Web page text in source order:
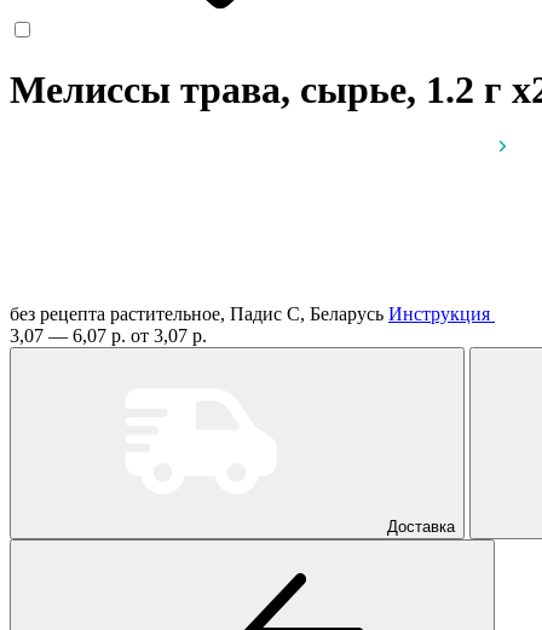
Мелиссы трава, сырье, 1.2 г
без рецепта растительное, Падис С, Беларусь Инструкция
3,07 — 6,07 р. от 3,07 р.
Доставка